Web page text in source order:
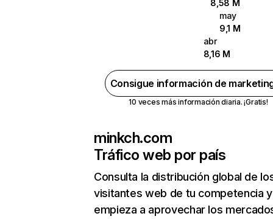
8,58 M
may
9,1 M
abr
8,16 M
Consigue información de
10 veces más información diaria. ¡Gratis!
minkch.com
Tráfico web por país
Consulta la distribución global de
visitantes web de tu competencia y
empieza a aprovechar los